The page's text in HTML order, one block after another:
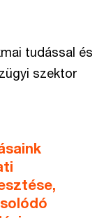
tudással és
szektor